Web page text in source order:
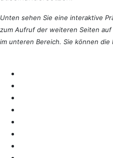
Unten sehen Sie eine interaktive
zum Aufruf der weiteren Seiten
im unteren Bereich. Sie können